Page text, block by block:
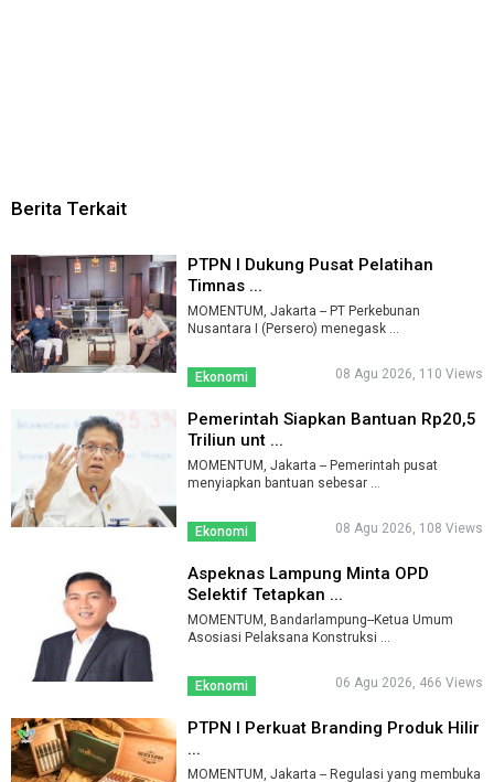
Berita Terkait
PTPN I Dukung Pusat Pelatihan
Timnas ...
MOMENTUM, Jakarta -- PT Perkebunan
Nusantara I (Persero) menegask ...
Ekonomi 08 Agu 2026, 110 Views
Pemerintah Siapkan Bantuan Rp20,5
Triliun unt ...
MOMENTUM, Jakarta -- Pemerintah pusat
Ekonomi 08 Agu 2026, 108 Views
Aspeknas Lampung Minta OPD
Selektif Tetapkan ...
MOMENTUM, Bandarlampung--Ketua Umum
Asosiasi Pelaksana Konstruksi ...
Ekonomi 06 Agu 2026, 466 Views
PTPN I Perkuat Branding Produk Hilir
...
MOMENTUM, Jakarta -- Regulasi yang membuka